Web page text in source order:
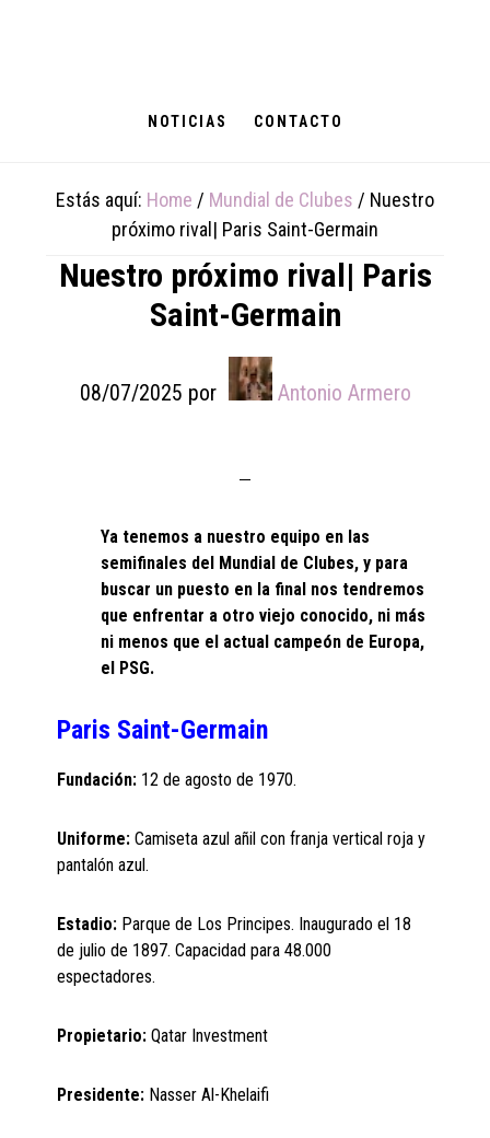
NOTICIAS CONTACTO
Estás aquí: Home / Mundial de Clubes / Nuestro
próximo rival| Paris Saint-Germain
Nuestro próximo rival| Paris
Saint-Germain
08/07/2025 por Antonio Armero
Ya tenemos a nuestro equipo en las
semifinales del Mundial de Clubes, y para
buscar un puesto en la final nos tendremos
que enfrentar a otro viejo conocido, ni más
ni menos que el actual campeón de Europa,
el PSG.
Paris Saint-Germain
Fundación: 12 de agosto de 1970.
Uniforme: Camiseta azul añil con franja vertical roja y
pantalón azul.
Estadio: Parque de Los Principes. Inaugurado el 18
de julio de 1897. Capacidad para 48.000
espectadores.
Propietario:Qatar Investment
Presidente: Nasser Al-Khelaifi